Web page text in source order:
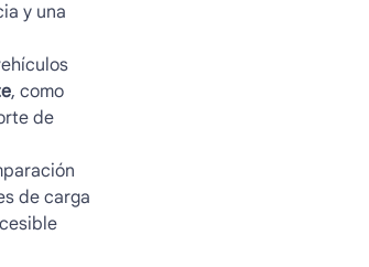
y una
, como
de
de carga